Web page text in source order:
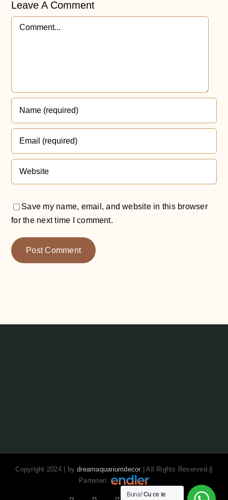
Leave A Comment
Comment
Save my name, email, and website in this browser
for the next time I comment.
Copyright 2024 | bydreamaquariumdecor | All Rights Reserved ||
Parteneri:
Buna!Cu ce te